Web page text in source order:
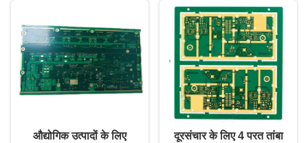
औद्योगिक उत्पादों के लिए
दूरसंचार के लिए 4 परत तांबा